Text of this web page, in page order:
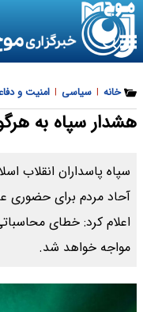
خانه | سیاسی | امنیت و
هشدار سپاه به
سپاه پاسداران انقلاب
آحاد مردم برای حضوری
اعلام کرد: خطای
مواجه خواهد شد.